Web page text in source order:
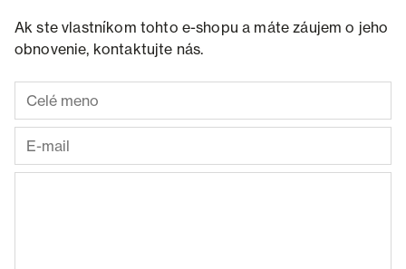
Ak ste vlastníkom tohto e-shopu a máte záujem o jeho
obnovenie, kontaktujte nás.